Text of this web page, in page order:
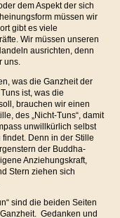
dem Aspekt der sich
müssen wir
gibt es viele
Wir müssen unseren
ausrichten, denn
uns.
was die Ganzheit der
ist, was die
brauchen wir einen
des „Nicht-Tuns“, damit
unwillkürlich selbst
Denn in der Stille
der Buddha-
Anziehungskraft,
Stern ziehen sich
sind die beiden Seiten
Gedanken und